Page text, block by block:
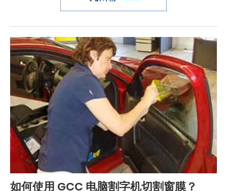
如何使用 GCC 电脑割字机切割窗膜？